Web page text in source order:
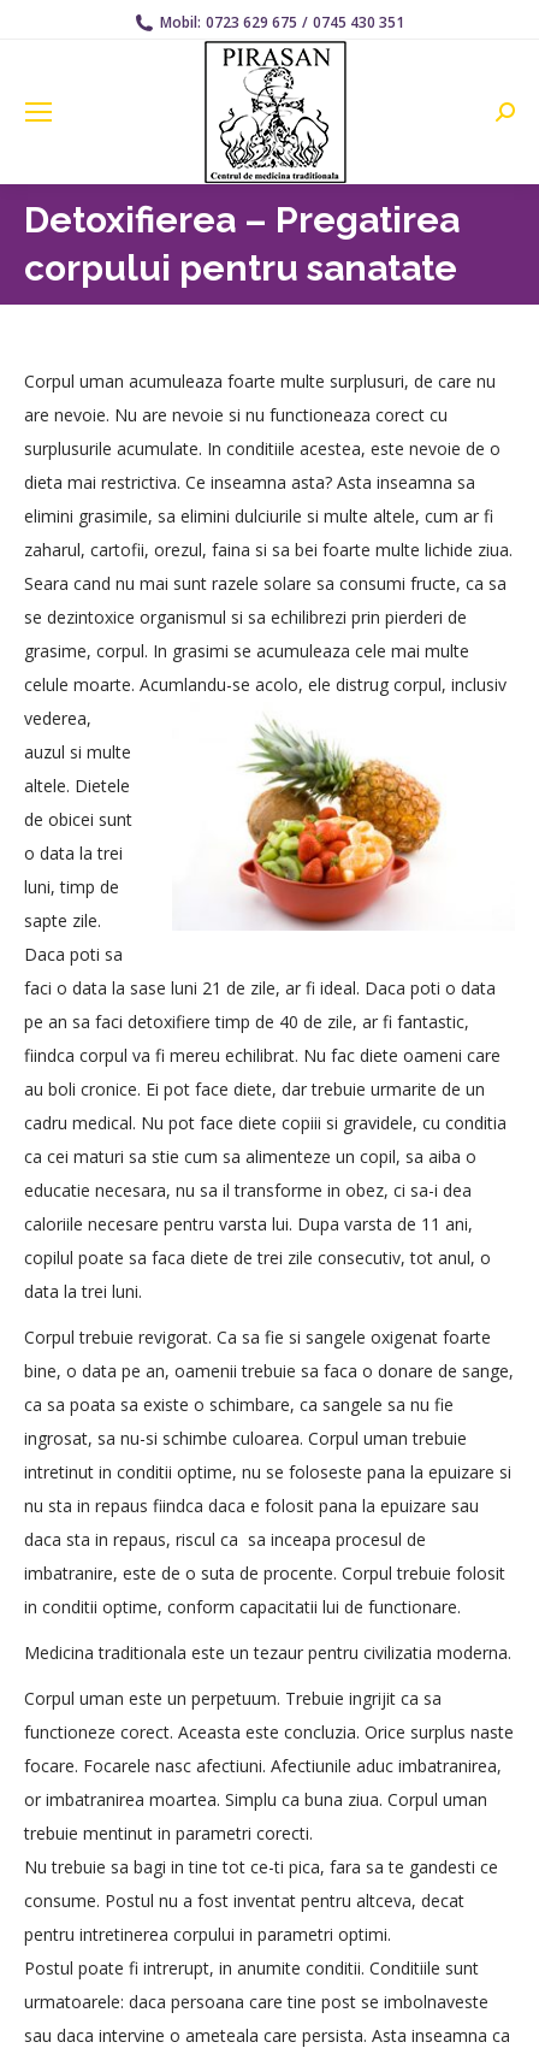
Mobil: 0723 629 675 / 0745 430 351
Detoxifierea – Pregatirea
corpului pentru sanatate
Corpul uman acumuleaza foarte multe surplusuri, de care nu
are nevoie. Nu are nevoie si nu functioneaza corect cu
surplusurile acumulate. In conditiile acestea, este nevoie de o
dieta mai restrictiva. Ce inseamna asta? Asta inseamna sa
elimini grasimile, sa elimini dulciurile si multe altele, cum ar fi
zaharul, cartofii, orezul, faina si sa bei foarte multe lichide ziua.
Seara cand nu mai sunt razele solare sa consumi fructe, ca sa
se dezintoxice organismul si sa echilibrezi prin pierderi de
grasime, corpul. In grasimi se acumuleaza cele mai multe
celule moarte. Acumlandu-se acolo, ele distrug corpul, inclusiv
vederea,
auzul si multe
altele. Dietele
de obicei sunt
o data la trei
luni, timp de
sapte zile.
Daca poti sa
faci o data la sase luni 21 de zile, ar fi ideal. Daca poti o data
pe an sa faci detoxifiere timp de 40 de zile, ar fi fantastic,
fiindca corpul va fi mereu echilibrat. Nu fac diete oameni care
au boli cronice. Ei pot face diete, dar trebuie urmarite de un
cadru medical. Nu pot face diete copiii si gravidele, cu conditia
ca cei maturi sa stie cum sa alimenteze un copil, sa aiba o
educatie necesara, nu sa il transforme in obez, ci sa-i dea
caloriile necesare pentru varsta lui. Dupa varsta de 11 ani,
copilul poate sa faca diete de trei zile consecutiv, tot anul, o
data la trei luni.
Corpul trebuie revigorat. Ca sa fie si sangele oxigenat foarte
bine, o data pe an, oamenii trebuie sa faca o donare de sange,
ca sa poata sa existe o schimbare, ca sangele sa nu fie
ingrosat, sa nu-si schimbe culoarea. Corpul uman trebuie
intretinut in conditii optime, nu se foloseste pana la epuizare si
nu sta in repaus fiindca daca e folosit pana la epuizare sau
daca sta in repaus, riscul ca sa inceapa procesul de
imbatranire, este de o suta de procente. Corpul trebuie folosit
in conditii optime, conform capacitatii lui de functionare.
Medicina traditionala este un tezaur pentru civilizatia moderna.
Corpul uman este un perpetuum. Trebuie ingrijit ca sa
functioneze corect. Aceasta este concluzia. Orice surplus naste
focare. Focarele nasc afectiuni. Afectiunile aduc imbatranirea,
or imbatranirea moartea. Simplu ca buna ziua. Corpul uman
trebuie mentinut in parametri corecti.
Nu trebuie sa bagi in tine tot ce-ti pica, fara sa te gandesti ce
consume. Postul nu a fost inventat pentru altceva, decat
pentru intretinerea corpului in parametri optimi.
Postul poate fi intrerupt, in anumite conditii. Conditiile sunt
urmatoarele: daca persoana care tine post se imbolnaveste
sau daca intervine o ameteala care persista. Asta inseamna ca